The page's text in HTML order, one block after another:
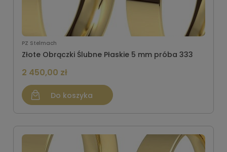
PZ Stelmach
Złote Obrączki Ślubne Płaskie 5 mm próba 333
2 450,00 zł
Do koszyka